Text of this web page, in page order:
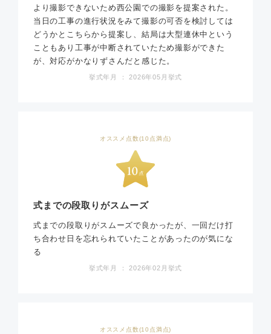
より撮影できないため西公園での撮影を提案された。
当日の工事の進行状況をみて撮影の可否を検討しては
どうかとこちらから提案し、結局は大型連休中という
こともあり工事が中断されていたため撮影ができた
が、対応がかなりずさんだと感じた。
挙式年月 ： 2026年05月挙式
オススメ点数(10点満点)
式までの段取りがスムーズ
式までの段取りがスムーズで良かったが、一回だけ打
ち合わせ日を忘れられていたことがあったのが気にな
る
挙式年月 ： 2026年02月挙式
オススメ点数(10点満点)